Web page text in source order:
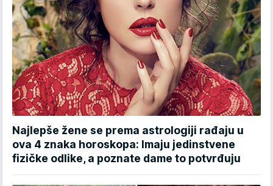
Najlepše žene se prema astrologiji rađaju u
ova 4 znaka horoskopa: Imaju jedinstvene
fizičke odlike, a poznate dame to potvrđuju